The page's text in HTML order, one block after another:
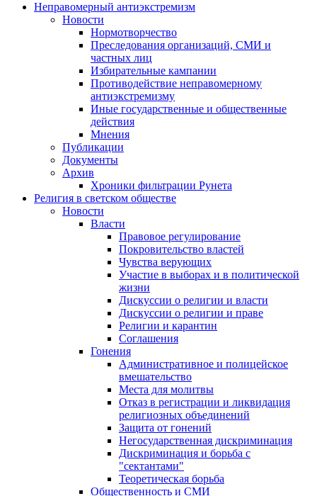
Неправомерный антиэкстремизм
Новости
Нормотворчество
Преследования организаций, СМИ и
частных лиц
Избирательные кампании
Противодействие неправомерному
антиэкстремизму
Иные государственные и общественные
действия
Мнения
Публикации
Документы
Архив
Хроники фильтрации Рунета
Религия в светском обществе
Новости
Власти
Правовое регулирование
Покровительство властей
Чувства верующих
Участие в выборах и в политической
жизни
Дискуссии о религии и власти
Дискуссии о религии и праве
Религии и карантин
Соглашения
Гонения
Административное и полицейское
вмешательство
Места для молитвы
Отказ в регистрации и ликвидация
религиозных объединений
Защита от гонений
Негосударственная дискриминация
Дискриминация и борьба с
"сектантами"
Теоретическая борьба
Общественность и СМИ